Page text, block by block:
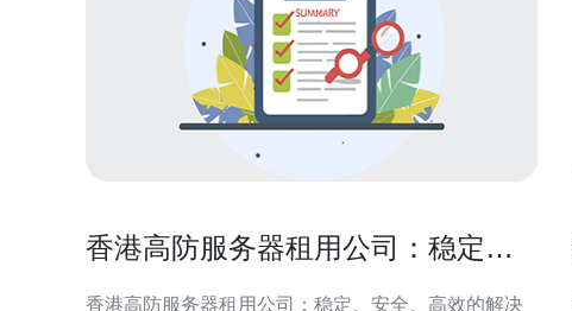
香港高防服务器租用公司：稳定、
香港高防服务器租用公司：稳定、安全、高效的解决